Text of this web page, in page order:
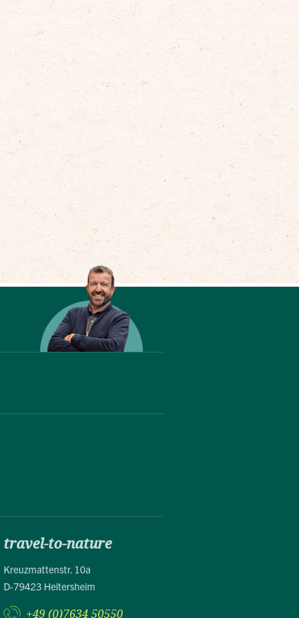
travel-to-nature
Kreuzmattenstr. 10a
D-79423 Heitersheim
+49 (0)7634 50550